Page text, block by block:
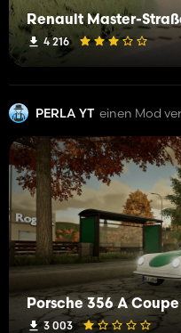
4 216
PERLA YT einen Mod
3 003